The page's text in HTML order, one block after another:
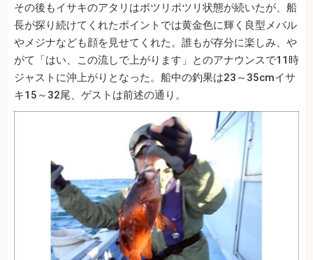
その後もイサキのアタリはポツリポツリ状態が続いたが、船
長が探り続けてくれたポイントでは黄金色に輝く良型メバル
やメジナなども顔を見せてくれた。誰もが存分に楽しみ、や
がて「はい、この流しで上がります」とのアナウンスで11時
ジャストに沖上がりとなった。船中の釣果は23～35cmイサ
キ15～32尾、ゲストは前述の通り。